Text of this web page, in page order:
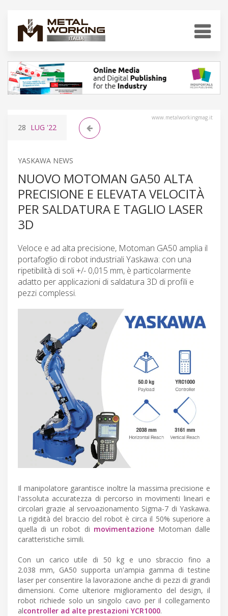
www.metalworkingmag.it
28 LUG '22
YASKAWA NEWS
NUOVO MOTOMAN GA50 ALTA
PRECISIONE E ELEVATA VELOCITÀ
PER SALDATURA E TAGLIO LASER
3D
Veloce e ad alta precisione, Motoman GA50 amplia il
portafoglio di robot industriali Yaskawa: con una
ripetibilità di soli +/- 0,015 mm, è particolarmente
adatto per applicazioni di saldatura 3D di profili e
pezzi complessi.
Il manipolatore garantisce inoltre la massima precisione e
l'assoluta accuratezza di percorso in movimenti lineari e
circolari grazie al servoazionamento Sigma-7 di Yaskawa.
La rigidità del braccio del robot è circa il 50% superiore a
quella di un robot di movimentazione Motoman dalle
caratteristiche simili.
Con un carico utile di 50 kg e uno sbraccio fino a
2.038 mm, GA50 supporta un'ampia gamma di testine
laser per consentire la lavorazione anche di pezzi di grandi
dimensioni. Come ulteriore miglioramento del design, il
robot richiede solo un singolo cavo per il collegamento
alcontroller ad alte prestazioni YCR1000.